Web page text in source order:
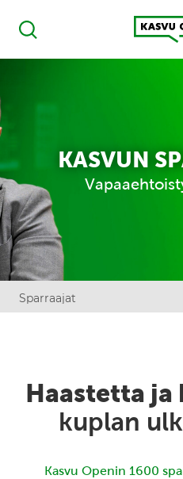
Haku
Kasvu Open
KASVUN
Sparraajat
Haastetta ja
kuplan
Kasvu Openin 1600